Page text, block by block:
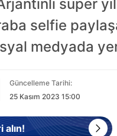
süper
selfie
medyada
Güncelleme Tarihi:
25 Kasım 2023 15:00